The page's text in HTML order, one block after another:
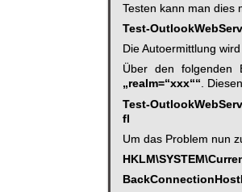
Testen kann man dies
Test-
Die Autoermittlung
Über den folgenden
„realm=“xxx““.
Test-
fl
Um das Problem nun